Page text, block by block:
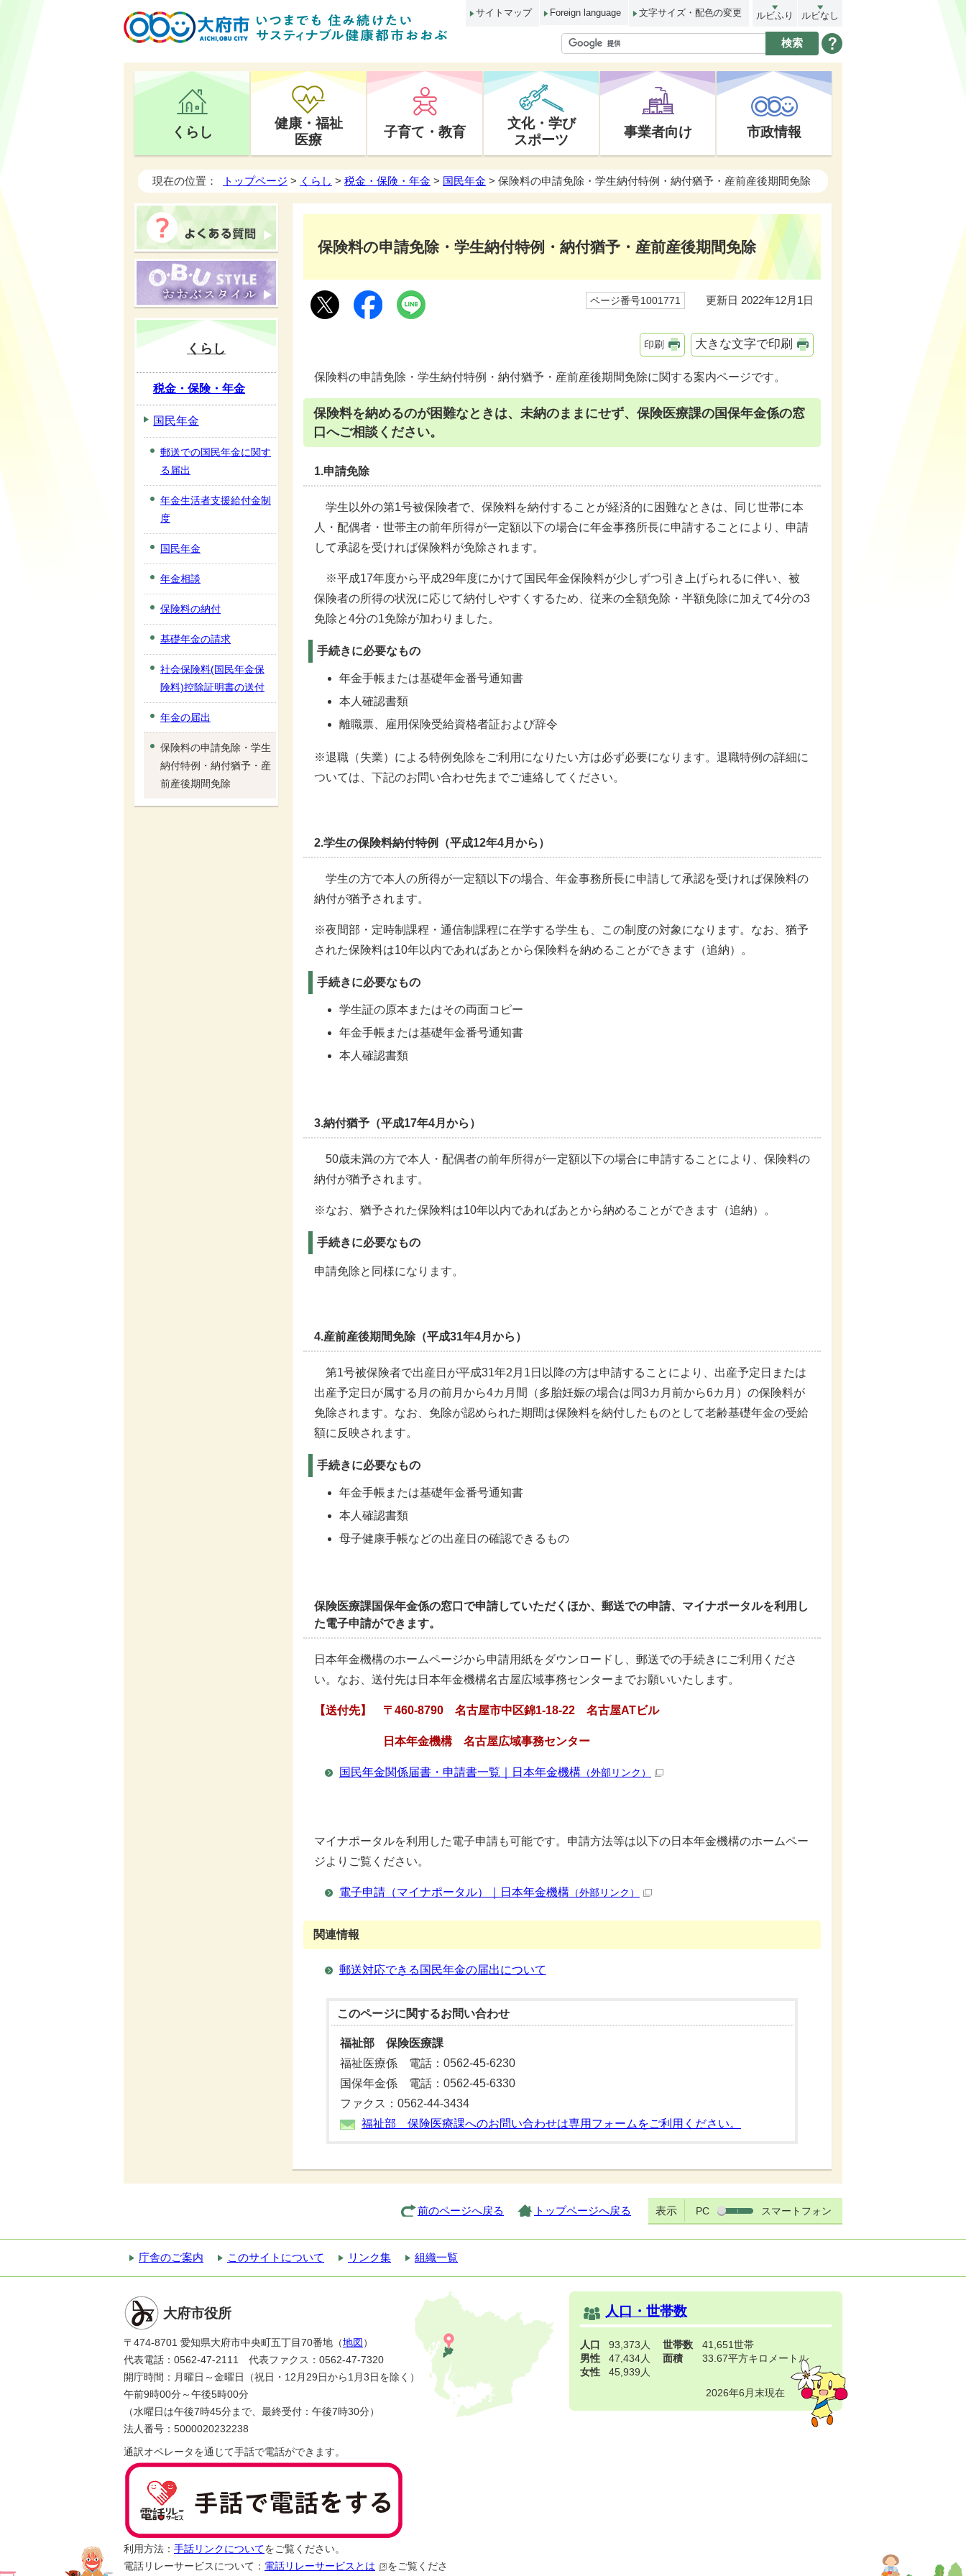
サイトマップ Foreign language 文字サイズ・配色の変更 ルビふり ルビなし
くらし
健康・福祉
医療
子育て・教育
文化・学び
スポーツ
事業者向け 市政情報
現在の位置： トップページ > くらし > 税金・保険・年金 > 国民年金 > 保険料の申請免除・学生納付特例・納付猶予・産前産後期間免除
保険料の申請免除・学生納付特例・納付猶予・産前産後期間免除
ページ番号1001771 更新日 2022年12月1日
印刷 大きな文字で印刷
保険料の申請免除・学生納付特例・納付猶予・産前産後期間免除に関する案内ページです。
保険料を納めるのが困難なときは、未納のままにせず、保険医療課の国保年金係の窓
口へご相談ください。
1.申請免除
学生以外の第1号被保険者で、保険料を納付することが経済的に困難なときは、同じ世帯に本
人・配偶者・世帯主の前年所得が一定額以下の場合に年金事務所長に申請することにより、申請
して承認を受ければ保険料が免除されます。
※平成17年度から平成29年度にかけて国民年金保険料が少しずつ引き上げられるに伴い、被
保険者の所得の状況に応じて納付しやすくするため、従来の全額免除・半額免除に加えて4分の3
免除と4分の1免除が加わりました。
手続きに必要なもの
年金手帳または基礎年金番号通知書
本人確認書類
離職票、雇用保険受給資格者証および辞令
※退職（失業）による特例免除をご利用になりたい方は必ず必要になります。退職特例の詳細に
ついては、下記のお問い合わせ先までご連絡してください。
2.学生の保険料納付特例（平成12年4月から）
学生の方で本人の所得が一定額以下の場合、年金事務所長に申請して承認を受ければ保険料の
納付が猶予されます。
※夜間部・定時制課程・通信制課程に在学する学生も、この制度の対象になります。なお、猶予
された保険料は10年以内であればあとから保険料を納めることができます（追納）。
手続きに必要なもの
学生証の原本またはその両面コピー
年金手帳または基礎年金番号通知書
本人確認書類
3.納付猶予（平成17年4月から）
50歳未満の方で本人・配偶者の前年所得が一定額以下の場合に申請することにより、保険料の
納付が猶予されます。
※なお、猶予された保険料は10年以内であればあとから納めることができます（追納）。
手続きに必要なもの
申請免除と同様になります。
4.産前産後期間免除（平成31年4月から）
第1号被保険者で出産日が平成31年2月1日以降の方は申請することにより、出産予定日または
出産予定日が属する月の前月から4カ月間（多胎妊娠の場合は同3カ月前から6カ月）の保険料が
免除されます。なお、免除が認められた期間は保険料を納付したものとして老齢基礎年金の受給
額に反映されます。
手続きに必要なもの
年金手帳または基礎年金番号通知書
本人確認書類
母子健康手帳などの出産日の確認できるもの
保険医療課国保年金係の窓口で申請していただくほか、郵送での申請、マイナポータルを利用し
た電子申請ができます。
日本年金機構のホームページから申請用紙をダウンロードし、郵送での手続きにご利用くださ
い。なお、送付先は日本年金機構名古屋広域事務センターまでお願いいたします。
【送付先】 〒460-8790 名古屋市中区錦1-18-22 名古屋ATビル
日本年金機構 名古屋広域事務センター
国民年金関係届書・申請書一覧｜日本年金機構 （外部リンク）
マイナポータルを利用した電子申請も可能です。申請方法等は以下の日本年金機構のホームペー
ジよりご覧ください。
電子申請（マイナポータル）｜日本年金機構 （外部リンク）
関連情報
郵送対応できる国民年金の届出について
このページに関するお問い合わせ
福祉部 保険医療課
福祉医療係 電話：0562-45-6230
国保年金係 電話：0562-45-6330
ファクス：0562-44-3434
福祉部 保険医療課へのお問い合わせは専用フォームをご利用ください。
くらし
税金・保険・年金
国民年金
郵送での国民年金に関す
る届出
年金生活者支援給付金制
度
国民年金
年金相談
保険料の納付
基礎年金の請求
社会保険料(国民年金保
険料)控除証明書の送付
年金の届出
保険料の申請免除・学生
納付特例・納付猶予・産
前産後期間免除
前のページへ戻る トップページへ戻る 表示 PC スマートフォン
庁舎のご案内 このサイトについて リンク集 組織一覧
大府市役所
〒474-8701 愛知県大府市中央町五丁目70番地（地図 ）
代表電話：0562-47-2111 代表ファクス：0562-47-7320
開庁時間：月曜日～金曜日（祝日・12月29日から1月3日を除く）
午前9時00分～午後5時00分
（水曜日は午後7時45分まで、最終受付：午後7時30分）
法人番号：5000020232238
通訳オペレータを通じて手話で電話ができます。
利用方法： 手話リンクについてをご覧ください。
電話リレーサービスについて： 電話リレーサービスとは をご覧くださ
人口・世帯数
人口
93,373人
男性
47,434人
女性
45,939人
世帯数
41,651世帯
面積
33.67平方キロメートル
2026年6月末現在